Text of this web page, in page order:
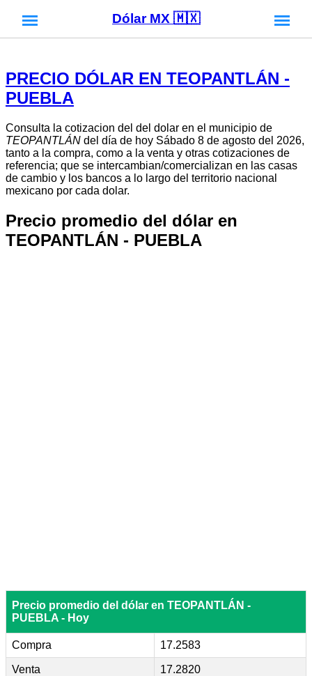
Dólar MX 🇲🇽
PRECIO DÓLAR EN TEOPANTLÁN -
PUEBLA
Consulta la cotizacion del del dolar en el municipio de
TEOPANTLÁN del día de hoy Sábado 8 de agosto del 2026,
tanto a la compra, como a la venta y otras cotizaciones de
referencia; que se intercambian/comercializan en las casas
de cambio y los bancos a lo largo del territorio nacional
mexicano por cada dolar.
Precio promedio del dólar en
TEOPANTLÁN - PUEBLA
Precio promedio del dólar en TEOPANTLÁN -
PUEBLA - Hoy
Compra 17.2583
Venta 17.2820